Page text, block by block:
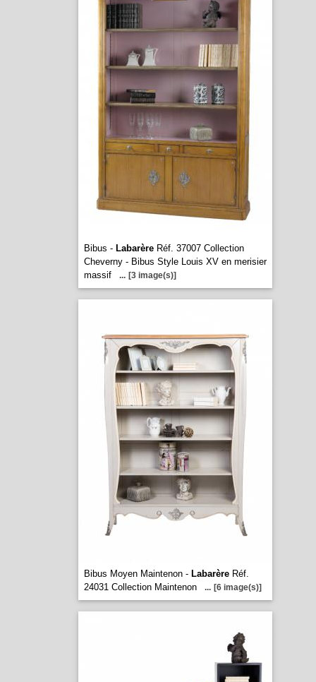
Bibus - LabarèreRéf. 37007 Collection
Cheverny - Bibus Style Louis XV en merisier
massif
... [3 image(s)]
Bibus Moyen Maintenon - LabarèreRéf.
24031 Collection Maintenon
... [6 image(s)]